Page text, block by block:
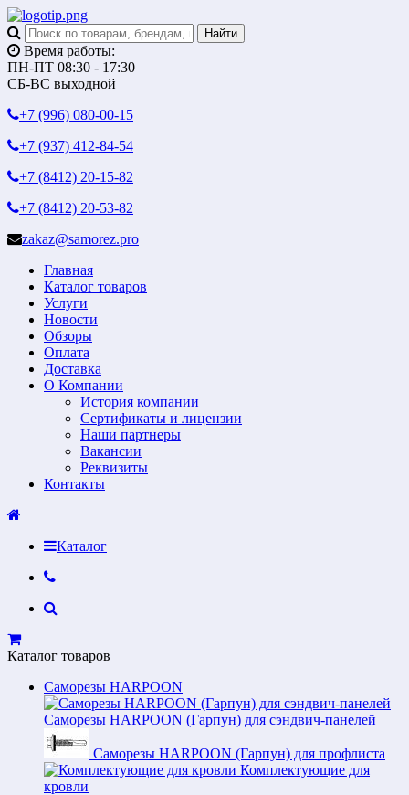
Время работы:
ПН-ПТ 08:30 - 17:30
СБ-ВС выходной
+7 (996) 080-00-15
+7 (937) 412-84-54
+7 (8412) 20-15-82
+7 (8412) 20-53-82
zakaz@samorez.pro
Главная
Каталог товаров
Услуги
Новости
Обзоры
Оплата
Доставка
О Компании
История компании
Сертификаты и лицензии
Наши партнеры
Вакансии
Реквизиты
Контакты
Каталог
Каталог товаров
Саморезы HARPOON
Саморезы HARPOON (Гарпун) для сэндвич-панелей
Саморезы HARPOON (Гарпун) для профлиста
Комплектующие для
кровли